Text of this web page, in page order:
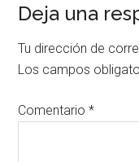
con
los
lectores
Deja una
Tu dirección de
Los campos
Comentario*